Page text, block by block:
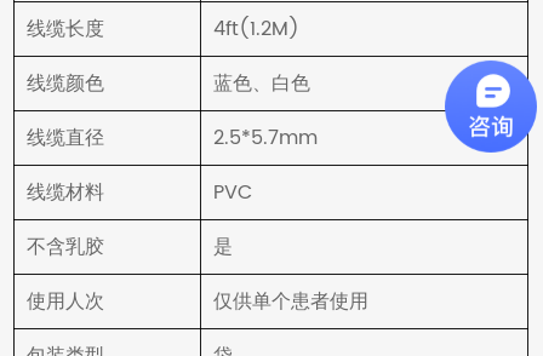
线缆长度
4ft(1.2M)
线缆颜色
蓝色、白色
线缆直径
2.5*5.7mm
线缆材料
PVC
不含乳胶
是
使用人次
仅供单个患者使用